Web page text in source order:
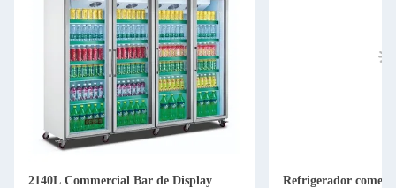
2140L Commercial Bar de Display
Refrigerador